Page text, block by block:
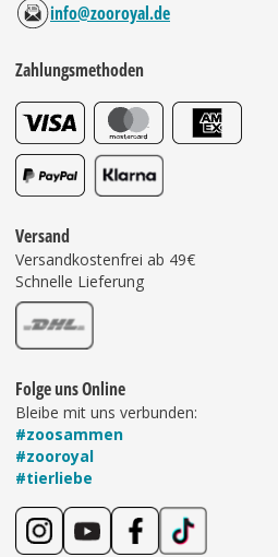
info@zooroyal.de
Zahlungsmethoden
Versand
Versandkostenfrei ab 49€
Schnelle Lieferung
Folge uns Online
Bleibe mit uns verbunden:
#zoosammen
#zooroyal
#tierliebe